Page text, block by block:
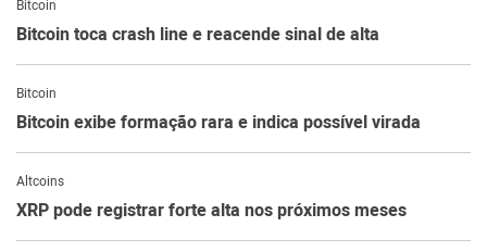
Bitcoin
Bitcoin toca crash line e reacende sinal de alta
Bitcoin
Bitcoin exibe formação rara e indica possível virada
Altcoins
XRP pode registrar forte alta nos próximos meses